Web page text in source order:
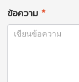
ข้อความ *